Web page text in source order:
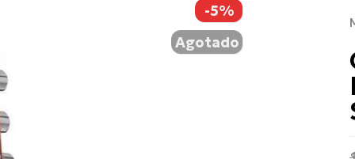
-5%
Agotado